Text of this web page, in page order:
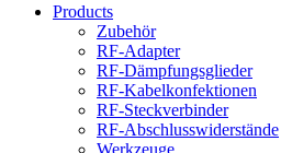
Products
Zubehör
RF-Adapter
RF-Dämpfungsglieder
RF-Kabelkonfektionen
RF-Steckverbinder
RF-Abschlusswiderstände
Werkzeuge